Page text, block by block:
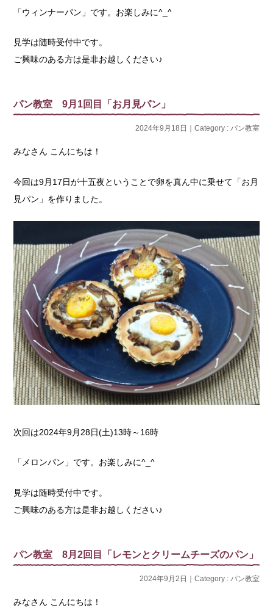
「ウィンナーパン」です。お楽しみに^_^
見学は随時受付中です。
ご興味のある方は是非お越しください♪
パン教室 9月1回目「お月見パン」
2024年9月18日｜Category : パン教室
みなさん こんにちは！
今回は9月17日が十五夜ということで卵を真ん中に乗せて「お月
見パン」を作りました。
次回は2024年9月28日(土)13時～16時
「メロンパン」です。お楽しみに^_^
見学は随時受付中です。
ご興味のある方は是非お越しください♪
パン教室 8月2回目「レモンとクリームチーズのパン」
2024年9月2日｜Category : パン教室
みなさん こんにちは！